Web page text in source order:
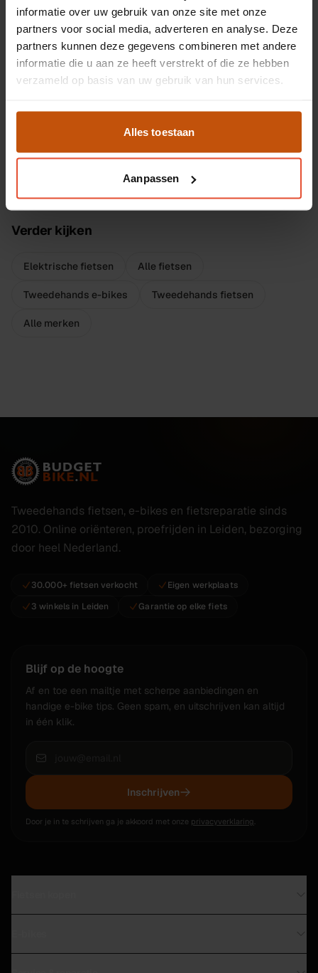
informatie over uw gebruik van onze site met onze
partners voor social media, adverteren en analyse. Deze
partners kunnen deze gegevens combineren met andere
informatie die u aan ze heeft verstrekt of die ze hebben
verzameld op basis van uw gebruik van hun services.
Alles toestaan
Aanpassen
BESV PSA1 1 op voorraad
Elektrische fiets uit het assortiment, kom langs voor
specs, accuduur en proefrit.
BESV PS1 1 op voorraad
Elektrische fiets uit het assortiment, kom langs voor
specs, accuduur en proefrit.
Verder kijken
Elektrische fietsen Alle fietsen
Tweedehands e-bikes Tweedehands fietsen
Alle merken
Tweedehands fietsen, e-bikes en fietsreparatie sinds
2010. Online oriënteren, proefrijden in Leiden, bezorging
door heel Nederland.
30.000+ fietsen verkocht
Eigen werkplaats
3 winkels in Leiden
Garantie op elke fiets
Blijf op de hoogte
Af en toe een mailtje met scherpe aanbiedingen en
handige e-bike tips. Geen spam, en uitschrijven kan altijd
in één klik.
Inschrijven
Door je in te schrijven ga je akkoord met onze privacyverklaring.